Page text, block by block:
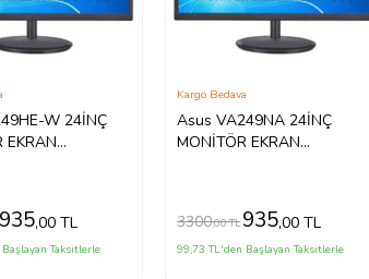
W 24İNÇ
EKRAN
935,00 TL
Taksitlerle
Asus VA249NA 24İNÇ
MONİTÖR EKRAN
Kargo Bedava
3300,00 TL 935,00 TL
99,73 TL'den Başlayan Taksitlerle